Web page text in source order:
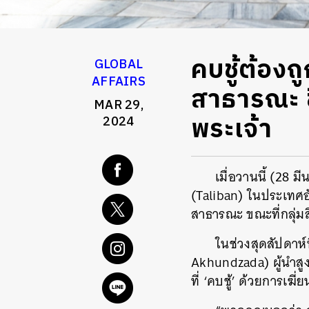
GLOBAL
AFFAIRS
MAR 29,
2024
คบชู้ต้องถู
สาธารณะ
พระเจ้า
เมื่อวานนี้ (28 มี
(Taliban) ในประเท
สาธารณะ ขณะที่กลุ่ม
ในช่วงสุดสัปดา
Akhundzada) ผู้นำ
ที่ ‘คบชู้’ ด้วยการเ